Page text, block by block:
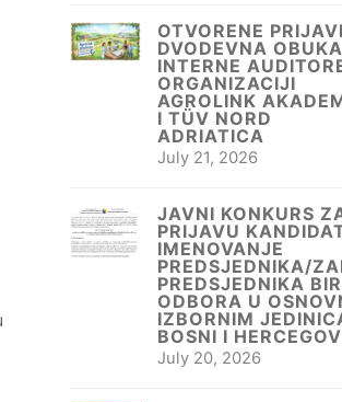
OTVORENE
DVODEVNA
INTERNE
ORGANIZACIJI
AGROLINK
I TÜV NORD
ADRIATICA
July 21, 2026
JAVNI KONKURS
PRIJAVU
IMENOVANJE
PREDSJEDNIKA/
PREDSJEDNIKA
ODBORA U
IZBORNIM
BOSNI I
July 20, 2026